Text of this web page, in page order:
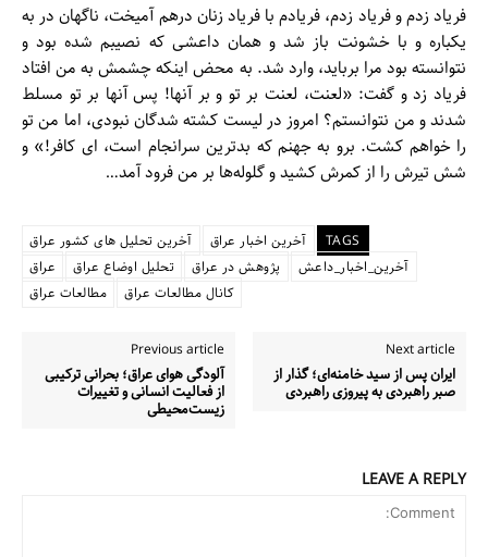
فریاد زدم و فریاد زدم، فریادم با فریاد زنان درهم آمیخت، ناگهان در به
یکباره و با خشونت باز شد و همان داعشی که نصیبم شده بود و
نتوانسته بود مرا برباید، وارد شد. به محض اینکه چشمش به من افتاد
فریاد زد و گفت: «لعنت، لعنت بر تو و بر آنها! پس آنها بر تو مسلط
شدند و من نتوانستم؟ امروز در لیست کشته شدگان نبودی، اما من تو
را خواهم کشت. برو به جهنم که بدترین سرانجام است، ای کافر!» و
شش تیرش را از کمرش کشید و گلوله‌ها بر من فرود آمد…
TAGS آخرین اخبار عراق
آخرین تحلیل های کشور عراق
آخرین_اخبار_داعش
پژوهش در عراق تحلیل اوضاع عراق
عراق
کانال مطالعات عراق
مطالعات عراق
Previous article
آلودگی هوای عراق؛ بحرانی ترکیبی
از فعالیت انسانی و تغییرات
زیست‌محیطی
Next article
ایران پس از سید خامنه‌ای؛ گذار از
صبر راهبردی به پیروزی راهبردی
LEAVE A REPLY